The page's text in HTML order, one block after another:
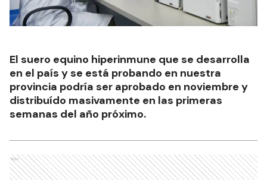
El suero equino hiperinmune que se desarrolla
en el país y se está probando en nuestra
provincia podría ser aprobado en noviembre y
distribuído masivamente en las primeras
semanas del año próximo.
Ads